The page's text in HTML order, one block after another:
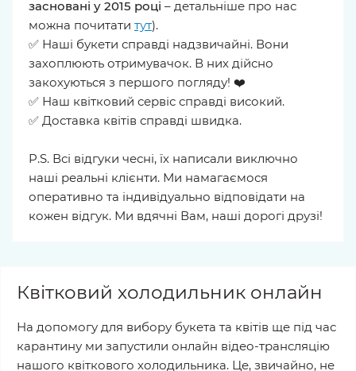
засновані у 2015 році – детальніше про нас
можна почитати тут).
✅ Наші букети справді надзвичайні. Вони
захоплюють отримувачок. В них дійсно
закохуються з першого погляду! ❤️
✅ Наш квітковий сервіс справді високий.
✅ Доставка квітів справді швидка.
P.S. Всі відгуки чесні, їх написали виключно
наші реальні клієнти. Ми намагаємося
оперативно та індивідуально відповідати на
кожен відгук. Ми вдячні Вам, наші дорогі друзі!
Квітковий холодильник онлайн
На допомогу для вибору букета та квітів ще під час
карантину ми запустили онлайн відео-трансляцію
нашого квіткового холодильника. Це, звичайно, не